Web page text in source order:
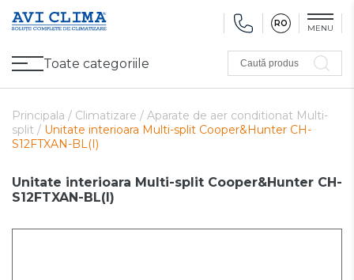
RO MENU
Toate categoriile
Climatizare
Ventilare
Caută produs
Principala / Climatizare / Aparate de aer conditionat Multi-
split / Unitate interioara Multi-split Cooper&Hunter CH-
S12FTXAN-BL(I)
Unitate interioara Multi-split Cooper&Hunter CH-
S12FTXAN-BL(I)